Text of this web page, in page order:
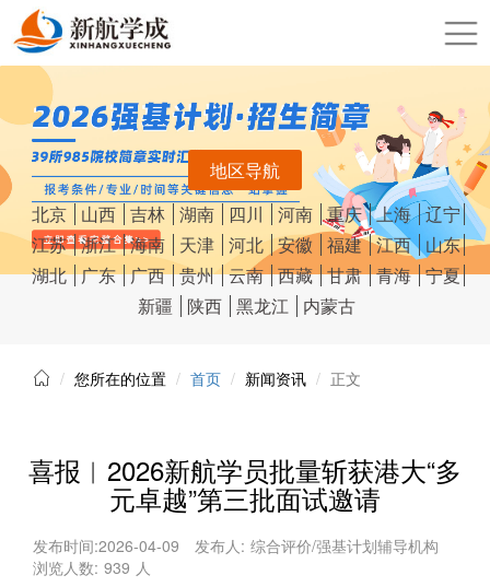
地区导航
北京
山西 吉林 湖南 四川 河南 重庆 上海 辽宁
江苏 浙江 海南 天津 河北 安徽 福建 江西
山东
湖北 广东 广西 贵州 云南 西藏 甘肃 青海 宁夏
新疆
陕西 黑龙江 内蒙古
您所在的位置 首页 新闻资讯 正文
喜报︱2026新航学员批量斩获港大“多
元卓越”第三批面试邀请
发布时间:2026-04-09 发布人: 综合评价/强基计划辅导机构
浏览人数: 939 人